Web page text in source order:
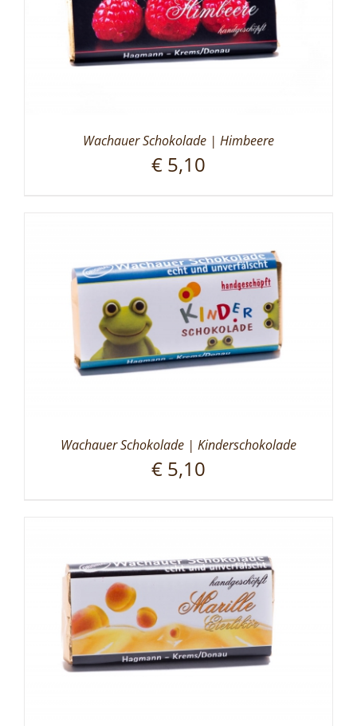
Wachauer Schokolade | Himbeere
€ 5,10
Wachauer Schokolade | Kinderschokolade
€ 5,10